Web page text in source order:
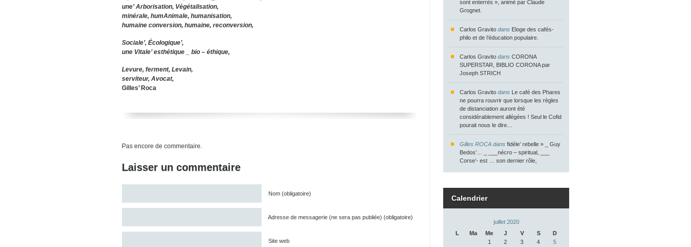
une’ Arborisation, Végétalisation,
minérale, humAnimale, humanisation,
humaine conversion, humaine, reconversion,
Sociale’, Écologique’,
une Vitale’ esthétique _ bio – éthique,
Levure, ferment, Levain,
serviteur, Avocat,
Gilles’ Roca
Pas encore de commentaire.
Laisser un commentaire
Nom (obligatoire)
Adresse de messagerie (ne sera pas publiée) (obligatoire)
Site web
sont enterrés », animé par Claude
Grognet.
Carlos Gravito dans Eloge des cafés-
philo et de l’éducation populaire.
Carlos Gravito dans CORONA
SUPERSTAR, BIBLIO CORONA par
Joseph STRICH
Carlos Gravito dans Le café des Phares
ne pourra rouvrir que lorsque les règles
de distanciation auront été
considérablement allégées ! Seul le Cofid
pourait nous le dire…
Gilles ROCA dans fidèle’ rebelle » _ Guy
Bedos’… _ ___nécro – spiritual, ___
Corse’- est … son dernier rôle,
Calendrier
juillet 2020
L
Ma Me J V S D
1 2 3 4
5